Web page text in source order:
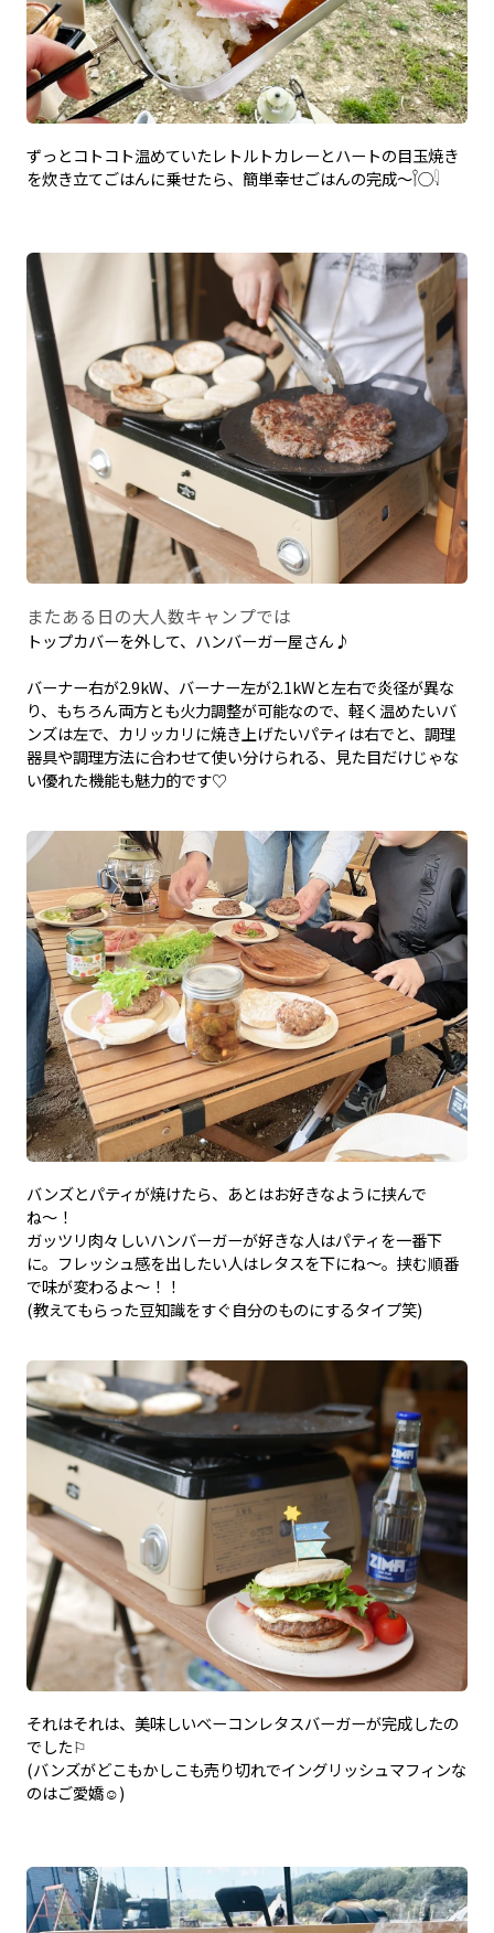
ずっとコトコト温めていたレトルトカレーとハートの目玉焼き
を炊き立てごはんに乗せたら、簡単幸せごはんの完成〜𓌉◯𓇋
またある日の大人数キャンプでは
トップカバーを外して、ハンバーガー屋さん♪
バーナー右が2.9kW、バーナー左が2.1kWと左右で炎径が異な
り、もちろん両方とも火力調整が可能なので、軽く温めたいバ
ンズは左で、カリッカリに焼き上げたいパティは右でと、調理
器具や調理方法に合わせて使い分けられる、見た目だけじゃな
い優れた機能も魅力的です♡
バンズとパティが焼けたら、あとはお好きなように挟んで
ね〜！
ガッツリ肉々しいハンバーガーが好きな人はパティを一番下
に。フレッシュ感を出したい人はレタスを下にね〜。挟む順番
で味が変わるよ〜！！
(教えてもらった豆知識をすぐ自分のものにするタイプ笑)
それはそれは、美味しいベーコンレタスバーガーが完成したの
でした⚐
(バンズがどこもかしこも売り切れでイングリッシュマフィンな
のはご愛嬌☺︎)